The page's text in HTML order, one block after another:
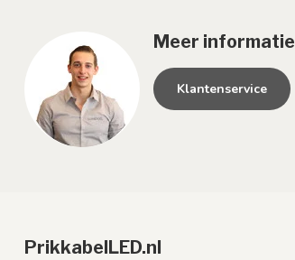
Meer informatie
Klantenservice
PrikkabelLED.nl